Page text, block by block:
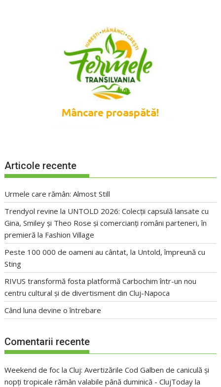
Articole recente
Urmele care rămân: Almost Still
Trendyol revine la UNTOLD 2026: Colecții capsulă lansate cu
Gina, Smiley și Theo Rose și comercianți români parteneri, în
premieră la Fashion Village
Peste 100 000 de oameni au cântat, la Untold, împreună cu
Sting
RIVUS transformă fosta platformă Carbochim într-un nou
centru cultural și de divertisment din Cluj-Napoca
Când luna devine o întrebare
Comentarii recente
Weekend de foc la Cluj: Avertizările Cod Galben de caniculă și
nopți tropicale rămân valabile până duminică - ClujToday la